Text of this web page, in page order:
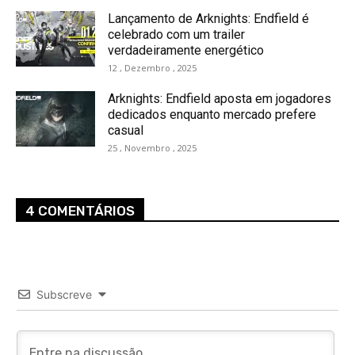
Lançamento de Arknights: Endfield é
celebrado com um trailer
verdadeiramente energético
12 , Dezembro , 2025
Arknights: Endfield aposta em jogadores
dedicados enquanto mercado prefere
casual
25 , Novembro , 2025
4 COMENTÁRIOS
Subscreve